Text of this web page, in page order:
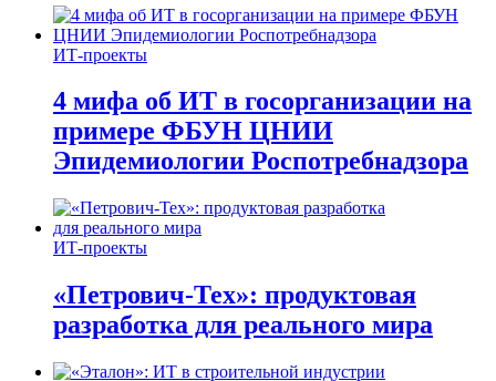
ИТ-проекты
4 мифа об ИТ в госорганизации на
примере ФБУН ЦНИИ
Эпидемиологии Роспотребнадзора
ИТ-проекты
«Петрович-Тех»: продуктовая
разработка для реального мира